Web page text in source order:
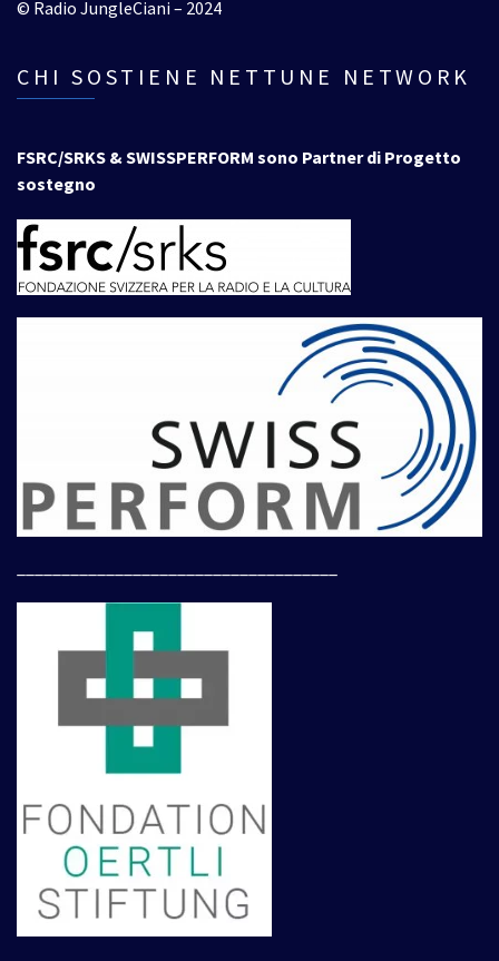
© Radio JungleCiani – 2024
CHI SOSTIENE NETTUNE NETWORK
FSRC/SRKS & SWISSPERFORM sono Partner di Progetto
sostegno